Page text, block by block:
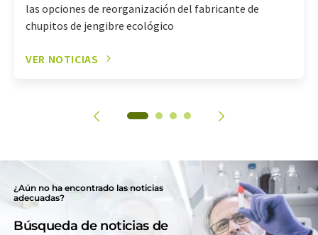
las opciones de reorganización del fabricante de
chupitos de jengibre ecológico
VER NOTICIAS
¿Aún no ha encontrado las noticias
adecuadas?
Búsqueda de noticias de